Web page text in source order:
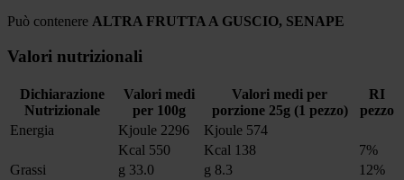
Può contenere ALTRA FRUTTA A GUSCIO, SENAPE
Valori nutrizionali
Dichiarazione
Nutrizionale
Valori medi
per 100g
Valori medi per
porzione 25g (1 pezzo)
RI
pezzo
Energia
Kjoule 2296
Kjoule 574
Kcal 550
Kcal 138
7%
Grassi
g 33.0 g 8.3
12%